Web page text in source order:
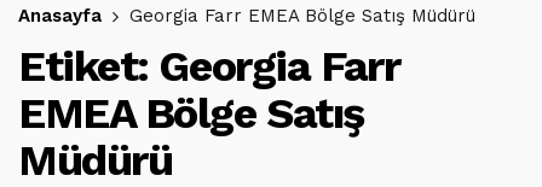
Anasayfa Georgia Farr EMEA Bölge Satış Müdürü
Etiket: Georgia Farr
EMEA Bölge Satış
Müdürü